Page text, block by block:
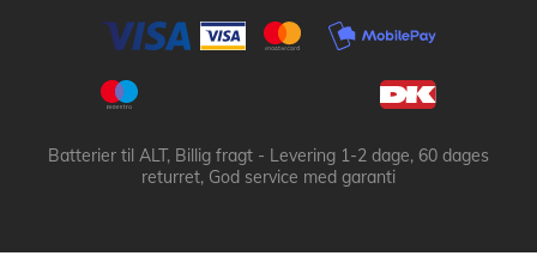
Batterier til ALT, Billig fragt - Levering 1-2 dage, 60 dages
returret, God service med garanti